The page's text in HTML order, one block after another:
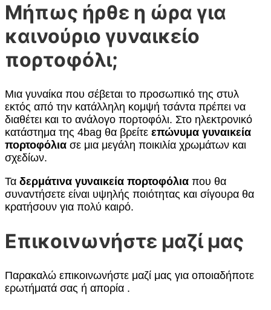
Μήπως ήρθε η ώρα για
καινούριο γυναικείο
πορτοφόλι;
Μια γυναίκα που σέβεται το προσωπικό της στυλ
εκτός από την κατάλληλη κομψή τσάντα πρέπει να
διαθέτει και το ανάλογο πορτοφόλι. Στο ηλεκτρονικό
κατάστημα της 4bag θα βρείτε επώνυμα γυναικεία
πορτοφόλια σε μια μεγάλη ποικιλία χρωμάτων και
σχεδίων.
Τα δερμάτινα γυναικεία πορτοφόλια που θα
συναντήσετε είναι υψηλής ποιότητας και σίγουρα θα
κρατήσουν για πολύ καιρό.
Επικοινωνήστε μαζί μας
Παρακαλώ επικοινωνήστε μαζί μας για οποιαδήποτε
ερωτήματά σας ή απορία .